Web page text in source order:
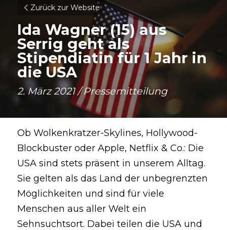
Zurück zur Website
Ida Wagner (15) aus
Serrig geht als
Stipendiatin für 1 Jahr in
die USA
2. März 2021 / Pressemitteilung
Ob Wolkenkratzer-Skylines, Hollywood-
Blockbuster oder Apple, Netflix & Co.: Die
USA sind stets präsent in unserem Alltag.
Sie gelten als das Land der unbegrenzten
Möglichkeiten und sind für viele
Menschen aus aller Welt ein
Sehnsuchtsort. Dabei teilen die USA und